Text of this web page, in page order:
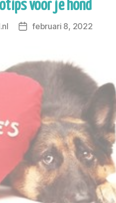
voor je hond
Berichtdatum
februari 8, 2022